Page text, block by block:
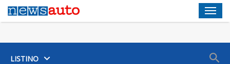
LISTINO